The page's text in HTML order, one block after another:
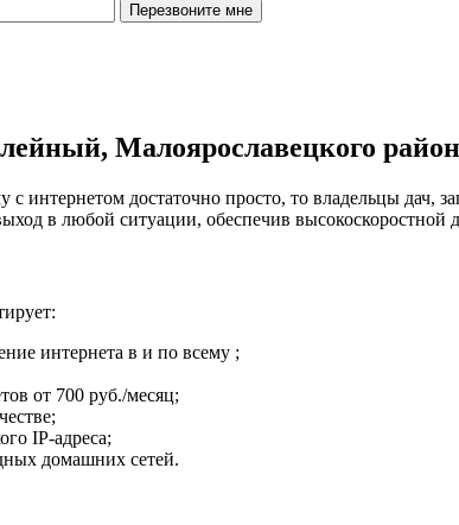
Перезвоните мне
Малоярославецкого
интернетом достаточно просто, то владельцы дач,
в любой ситуации, обеспечив высокоскоростной
интернета в и по всему ;
от 700 руб./месяц;
IP-адреса;
домашних сетей.